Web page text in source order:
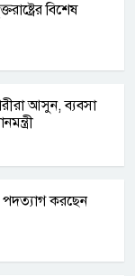
বিশেষ
আসুন, ব্যবসা
পদত্যাগ করছেন